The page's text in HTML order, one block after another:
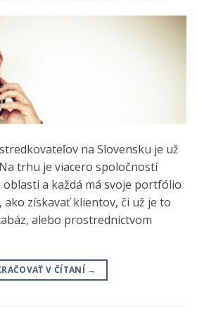
na Slovensku je už
trhu je viacero spoločností
a každá má svoje portfólio
získavať klientov, či už je to
alebo prostredníctvom
V ČÍTANÍ →